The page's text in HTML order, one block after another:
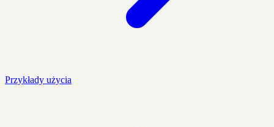
Przykłady użycia